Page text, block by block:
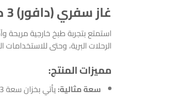
غاز سفري (دافور) 3 كجم مع منصب – رفيقك الأمثل في الرحلات والنزهات
استمتع بتجربة طبخ خارجية مريحة
الرحلات البرية، وحتى للاستخدامات
مميزات المنتج:
سعة مثالية:يأتي بخزان سعة 3 كجم، مما يوفر لك ساعات طويلة من الاستخدام المتواصل دون الحاجة لإعادة التعبئة المتكررة.